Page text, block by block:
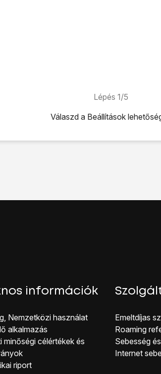
Lépés 1/5
Válaszd a Beállítások
információk
Nemzetközi használat
alkalmazás
minőségi célérté kek és
riport
Emeltdíjas
Roaming
Sebesség
Internet